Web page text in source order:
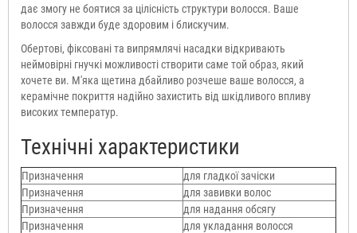
дає змогу не боятися за цілісність структури волосся. Ваше
волосся завжди буде здоровим і блискучим.
Обертові, фіксовані та випрямлячі насадки відкривають
неймовірні гнучкі можливості створити саме той образ, який
хочете ви. М'яка щетина дбайливо розчеше ваше волосся, а
керамічне покриття надійно захистить від шкідливого впливу
високих температур.
Технічні характеристики
Призначення
для гладкої зачіски
Призначення
для завивки волос
Призначення
для надання обсягу
Призначення
для укладання волосся